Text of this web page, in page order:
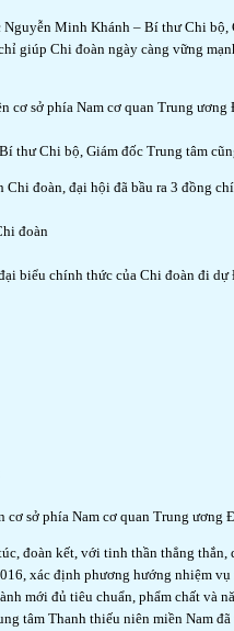
Minh Khánh – Bí thư Chi
giúp Chi đoàn ngày càng vững
cơ sở phía Nam cơ quan Trung
thư Chi bộ, Giám đốc Trung tâm
đoàn, đại hội đã bầu ra 3 đồng
đoàn
biểu chính thức của Chi đoàn đi
sở phía Nam cơ quan Trung ương
đoàn kết, với tinh thần thẳng
xác định phương hướng nhiệm vụ
mới đủ tiêu chuẩn, phẩm chất
tâm Thanh thiếu niên miền Nam đã